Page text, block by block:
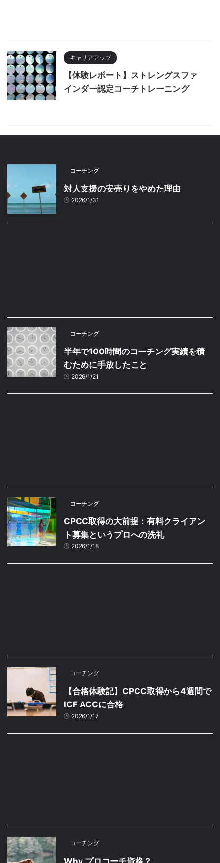
キャリアアップ
【体験レポート】ストレングスファ
インダー認定コーチトレーニング
コーチング
対人支援の安売りをやめた理由
2026/1/31
コーチング
半年で100時間のコーチング実績を積
むために手放したこと
2026/1/21
コーチング
CPCC取得の大前提：有料クライアン
ト募集というプロへの洗礼
2026/1/18
コーチング
【合格体験記】CPCC取得から4週間で
ICF ACCに合格
2026/1/17
コーチング
Why プロコーチ資格？